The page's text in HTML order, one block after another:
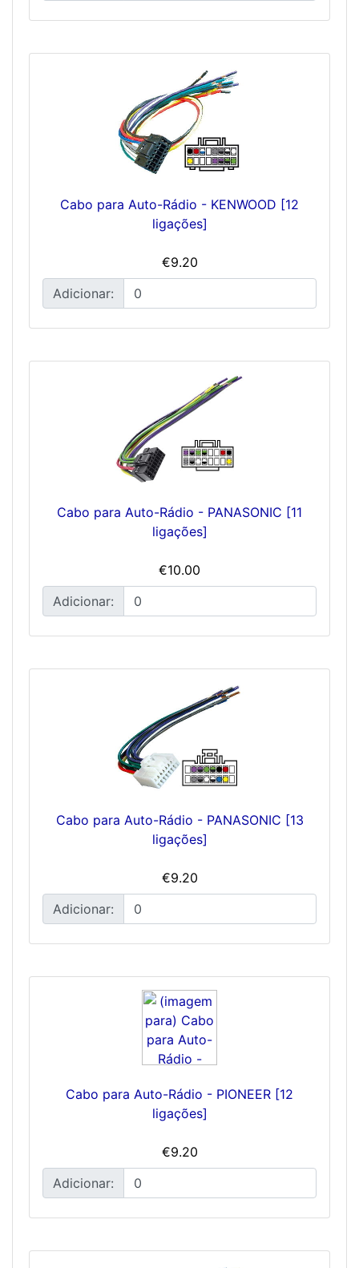
Cabo para Auto-Rádio - KENWOOD [12
ligações]
€9.20
Adicionar:
Cabo para Auto-Rádio - PANASONIC [11
ligações]
€10.00
Adicionar:
Cabo para Auto-Rádio - PANASONIC [13
ligações]
€9.20
Adicionar:
Cabo para Auto-Rádio - PIONEER [12
ligações]
€9.20
Adicionar: